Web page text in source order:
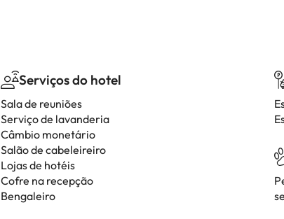
Serviços do hotel
Sala de reuniões
Serviço de lavanderia
Câmbio monetário
Salão de cabeleireiro
Lojas de hotéis
Cofre na recepção
Bengaleiro